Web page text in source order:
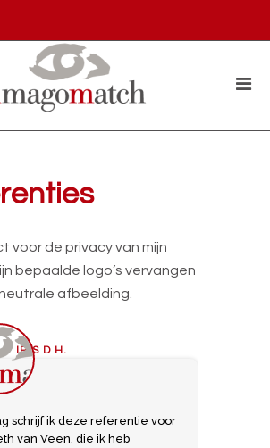
voor de privacy van mijn
bepaalde logo’s vervangen
afbeelding.
IRIS D H.
schrijf ik deze referentie voor
van Veen, die ik heb